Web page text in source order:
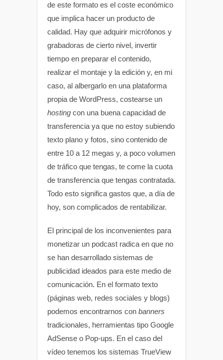
de este formato es el coste económico
que implica hacer un producto de
calidad. Hay que adquirir micrófonos y
grabadoras de cierto nivel, invertir
tiempo en preparar el contenido,
realizar el montaje y la edición y, en mi
caso, al albergarlo en una plataforma
propia de WordPress, costearse un
hosting con una buena capacidad de
transferencia ya que no estoy subiendo
texto plano y fotos, sino contenido de
entre 10 a 12 megas y, a poco volumen
de tráfico que tengas, te come la cuota
de transferencia que tengas contratada.
Todo esto significa gastos que, a día de
hoy, son complicados de rentabilizar.
El principal de los inconvenientes para
monetizar un podcast radica en que no
se han desarrollado sistemas de
publicidad ideados para este medio de
comunicación. En el formato texto
(páginas web, redes sociales y blogs)
podemos encontrarnos con banners
tradicionales, herramientas tipo Google
AdSense o Pop-ups. En el caso del
vídeo tenemos los sistemas TrueView